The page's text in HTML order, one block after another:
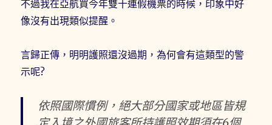
不過我在亞航買今年雙十連假機票的時候，印象中好
像沒有出現類似提醒。
言歸正傳，明明護照還沒過期，為何會有這類型的警
示呢?
依照國際慣例，絕大部分國家或地區皆規